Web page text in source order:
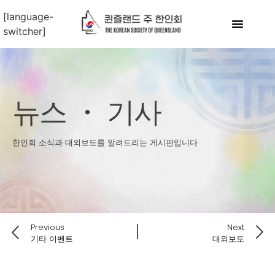
[language-
switcher]
뉴스 ・ 기사
한인회 소식과 대외보도를 알려드리는 게시판입니다
Previous
기타 이벤트
Next
대외보도